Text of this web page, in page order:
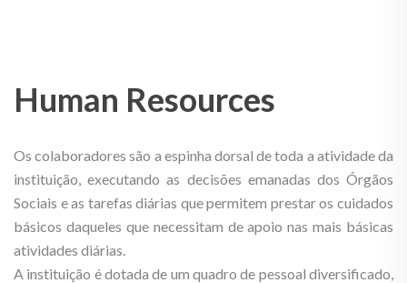
Human Resources
Os colaboradores são a espinha dorsal de toda a atividade da
instituição, executando as decisões emanadas dos Órgãos
Sociais e as tarefas diárias que permitem prestar os cuidados
básicos daqueles que necessitam de apoio nas mais básicas
atividades diárias.
A instituição é dotada de um quadro de pessoal diversificado,